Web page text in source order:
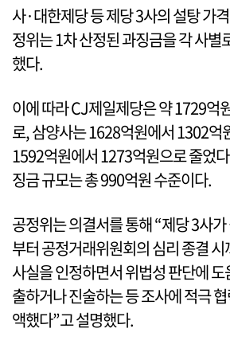
사·대한제당 등 제당 3사의 설탕 가
정위는 1차 산정된 과징금을 각 사별
했다.
이에 따라 CJ제일제당은 약 1729억
로, 삼양사는 1628억원에서 1302억
1592억원에서 1273억원으로 줄었
징금 규모는 총 990억원 수준이다.
공정위는 의결서를 통해 “제당 3사
부터 공정거래위원회의 심리 종결
사실을 인정하면서 위법성 판단에
출하거나 진술하는 등 조사에 적극
액했다”고 설명했다.